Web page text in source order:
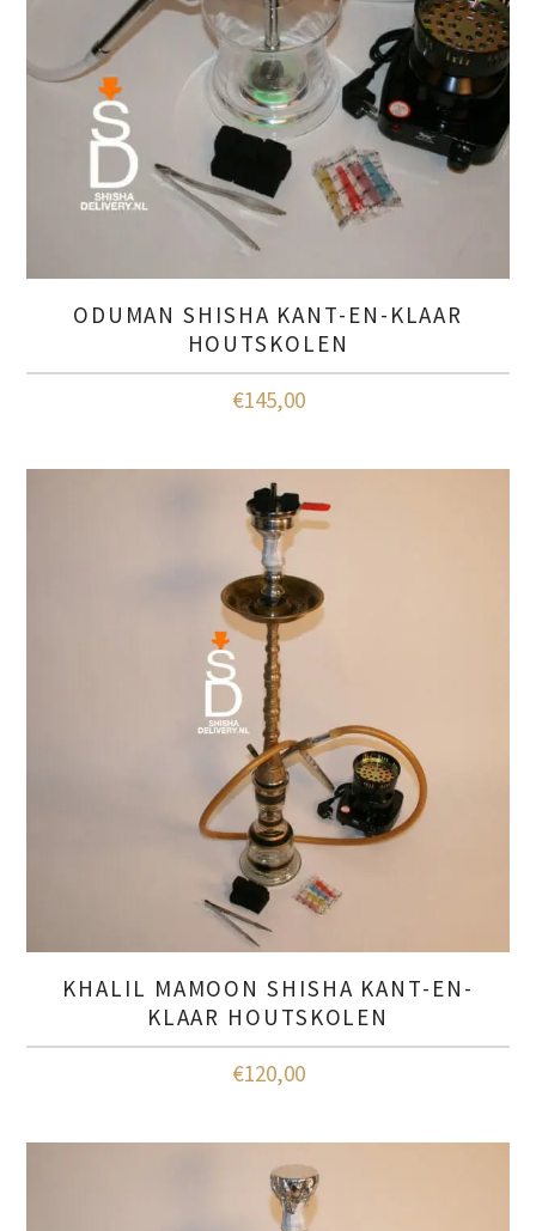
ODUMAN SHISHA KANT-EN-KLAAR
HOUTSKOLEN
€145,00
KHALIL MAMOON SHISHA KANT-EN-
KLAAR HOUTSKOLEN
€120,00